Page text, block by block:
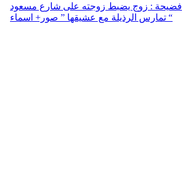
فضيحة : زوج يضبط زوجته على شارع مسعود
تمارس الرذيلة مع عشيقها ” صور+ اسماء “